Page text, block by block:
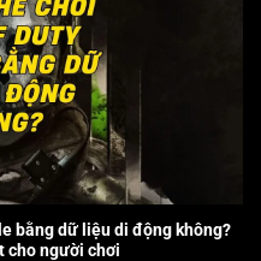
bằng dữ liệu di động không?
cho người chơi